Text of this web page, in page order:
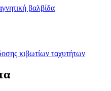
βαλβίδα
κιβωτίων ταχυτήτων